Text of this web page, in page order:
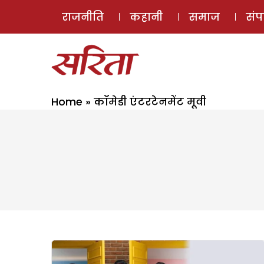
राजनीति कहानी समाज
Home » कॉमेडी एंटरटेनमेंट मूवी